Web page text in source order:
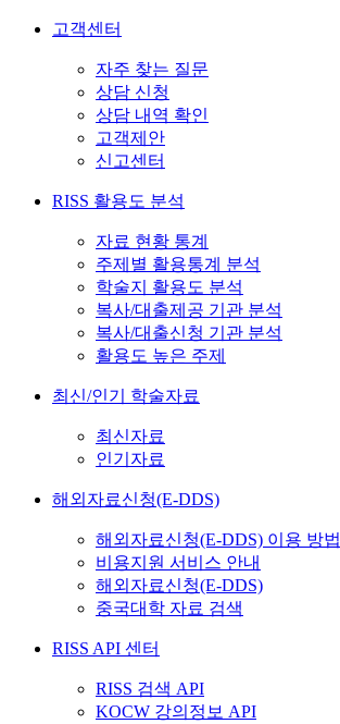
고객센터
자주 찾는 질문
상담 신청
상담 내역 확인
고객제안
신고센터
RISS 활용도 분석
자료 현황 통계
주제별 활용통계 분석
학술지 활용도 분석
복사/대출제공 기관 분석
복사/대출신청 기관 분석
활용도 높은 주제
최신/인기 학술자료
최신자료
인기자료
해외자료신청(E-DDS)
해외자료신청(E-DDS) 이용 방법
비용지원 서비스 안내
해외자료신청(E-DDS)
중국대학 자료 검색
RISS API 센터
RISS 검색 API
KOCW 강의정보 API